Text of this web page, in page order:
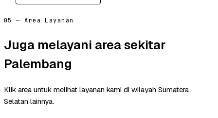
05 — Area Layanan
Juga melayani area sekitar
Palembang
Klik area untuk melihat layanan kami di wilayah Sumatera
Selatan lainnya.